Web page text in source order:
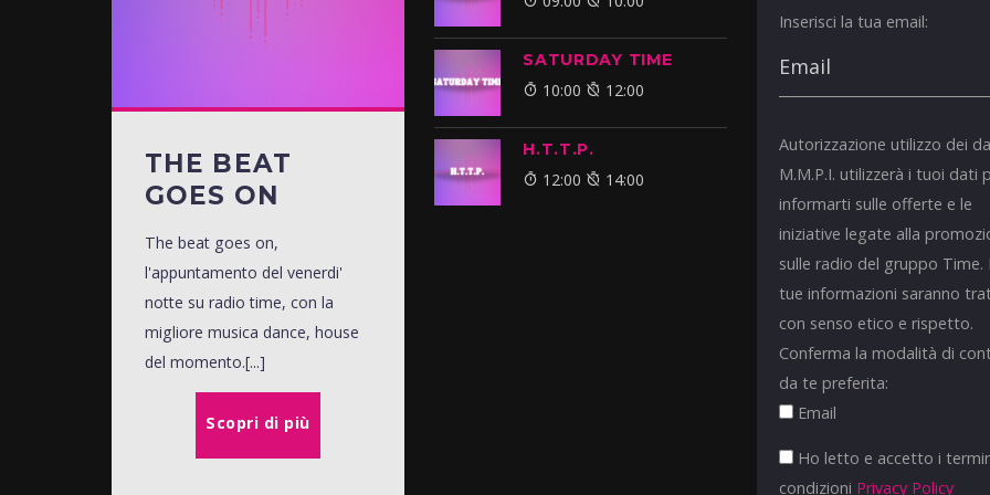
THE BEAT
GOES ON
The beat goes on,
l'appuntamento del venerdi'
notte su radio time, con la
migliore musica dance, house
del momento.[...]
Scopri di più
SATURDAY TIME
10:00 12:00
H.T.T.P.
12:00 14:00
Inserisci la tua email:
Autorizzazione utilizzo dei
M.M.P.I. utilizzerà i tuoi dati
informarti sulle offerte e le
iniziative legate alla
sulle radio del gruppo Time.
tue informazioni saranno
con senso etico e rispetto.
Conferma la modalità di
da te preferita:
Email
Ho letto e accetto i
condizioni Privacy Policy